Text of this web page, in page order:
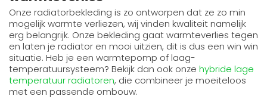
Onze radiatorbekleding is zo ontworpen dat ze zo min
mogelijk warmte verliezen, wij vinden kwaliteit namelijk
erg belangrijk. Onze bekleding gaat warmteverlies tegen
en laten je radiator en mooi uitzien, dit is dus een win win
situatie. Heb je een warmtepomp of laag-
temperatuursysteem? Bekijk dan ook onze hybride lage
temperatuur radiatoren, die combineer je moeiteloos
met een passende ombouw.